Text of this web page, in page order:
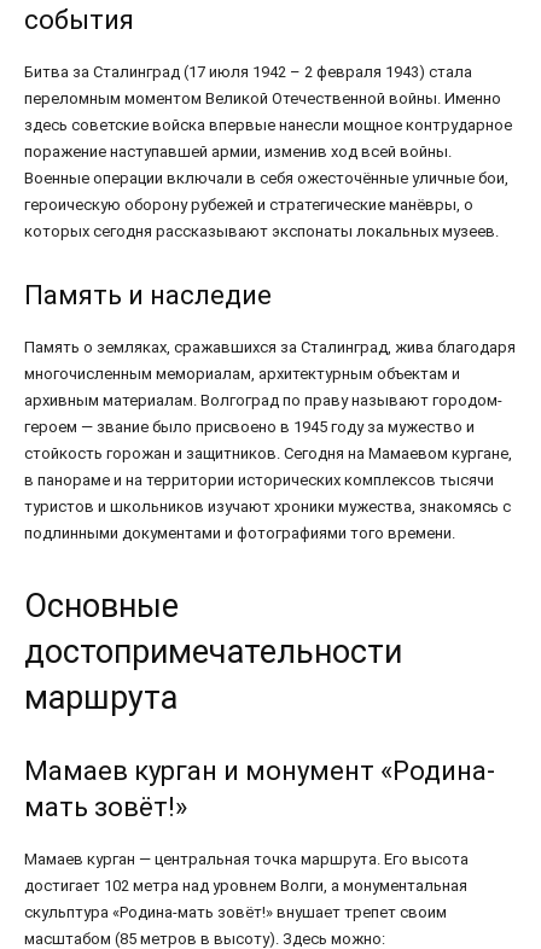
события
Битва за Сталинград (17 июля 1942 – 2 февраля 1943) стала
переломным моментом Великой Отечественной войны. Именно
здесь советские войска впервые нанесли мощное контрударное
поражение наступавшей армии, изменив ход всей войны.
Военные операции включали в себя ожесточённые уличные бои,
героическую оборону рубежей и стратегические манёвры, о
которых сегодня рассказывают экспонаты локальных музеев.
Память и наследие
Память о земляках, сражавшихся за Сталинград, жива благодаря
многочисленным мемориалам, архитектурным объектам и
архивным материалам. Волгоград по праву называют городом-
героем — звание было присвоено в 1945 году за мужество и
стойкость горожан и защитников. Сегодня на Мамаевом кургане,
в панораме и на территории исторических комплексов тысячи
туристов и школьников изучают хроники мужества, знакомясь с
подлинными документами и фотографиями того времени.
Основные
достопримечательности
маршрута
Мамаев курган и монумент «Родина-
мать зовёт!»
Мамаев курган — центральная точка маршрута. Его высота
достигает 102 метра над уровнем Волги, а монументальная
скульптура «Родина-мать зовёт!» внушает трепет своим
масштабом (85 метров в высоту). Здесь можно: